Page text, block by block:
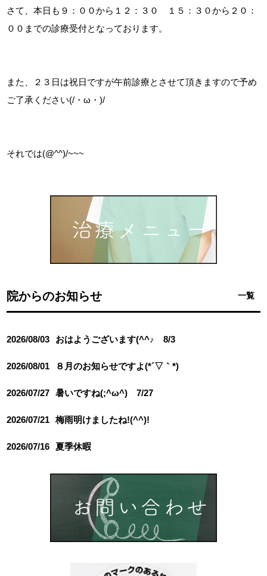
さて、本日も９：００から１２：３０ １５：３０から２０：
００までの診療受付となっております。
また、２３日は祝日ですが午前診療とさせて頂きますので予め
ご了承ください(/・ω・)/
それでは(@^^)/~~~
院からのお知らせ 一覧
2026/08/03 おはようございます(^^♪ 8/3
2026/08/01 ８月のお知らせですよ(*´▽｀*)
2026/07/27 暑いですね(;^ω^) 7/27
2026/07/21 梅雨明けましたね!(^^)!
2026/07/16 夏季休暇